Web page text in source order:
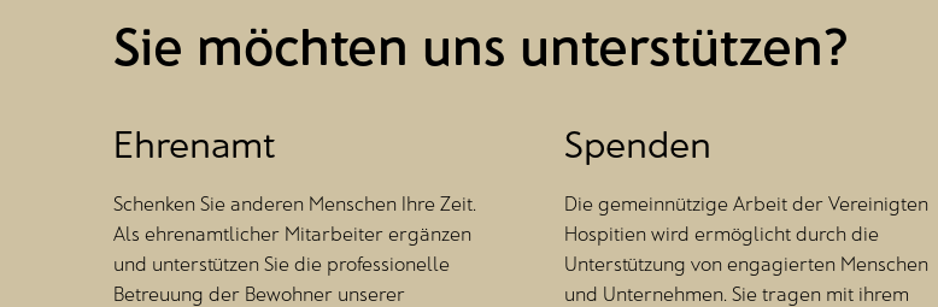
Sie möchten uns unterstützen?
Ehrenamt
Schenken Sie anderen Menschen Ihre Zeit.
Als ehrenamtlicher Mitarbeiter ergänzen
und unterstützen Sie die professionelle
Betreuung der Bewohner unserer
Spenden
Die gemeinnützige Arbeit der Vereinigten
Hospitien wird ermöglicht durch die
Unterstützung von engagierten Menschen
und Unternehmen. Sie tragen mit ihrem